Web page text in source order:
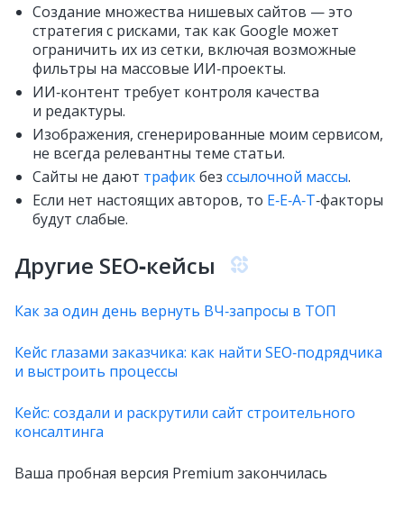
Создание множества нишевых сайтов — это
стратегия с рисками, так как Google может
ограничить их из сетки, включая возможные
фильтры на массовые ИИ‑проекты.
ИИ‑контент требует контроля качества
и редактуры.
Изображения, сгенерированные моим сервисом,
не всегда релевантны теме статьи.
Сайты не дают трафикбез ссылочной массы.
Если нет настоящих авторов, то E‑E‑A‑T‑факторы
будут слабые.
Другие SEO‑кейсы
Как за один день вернуть ВЧ‑запросы в ТОП
Кейс глазами заказчика: как найти SEO‑подрядчика
и выстроить процессы
Кейс: создали и раскрутили сайт строительного
консалтинга
Ваша пробная версия Premium закончилась